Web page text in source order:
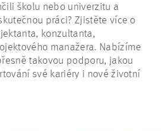
VŠE O PODÁNÍ ŽÁDOSTI
PRACOVNÍ PŘÍLEŽITOSTI
školu nebo univerzitu a
práci? Zjistěte více o
konzultanta,
manažera. Nabízíme
takovou podporu, jakou
své kariéry i nové životní